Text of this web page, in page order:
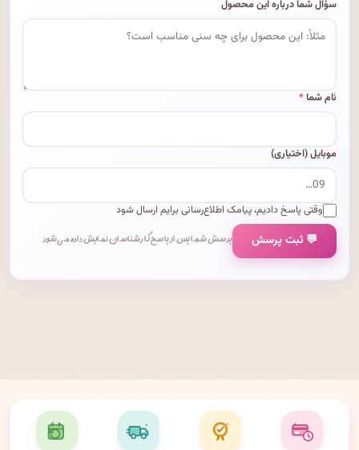
سؤال شما درباره این محصول
نام شما*
موبایل (اختیاری)
وقتی پاسخ دادیم، پیامک اطلاع‌رسانی برایم ارسال شود
💬 ثبت پرسش پرسش شما پس از پاسخ کارشناسان نمایش داده می‌شود.